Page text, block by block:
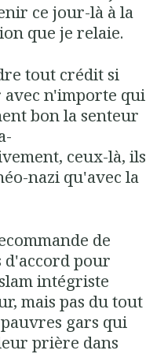
ce jour-là à la
que je relaie.
tout crédit si
avec n'importe qui
bon la senteur
ceux-là, ils
nazi qu'avec la
de
d'accord pour
intégriste
mais pas du tout
gars qui
prière dans